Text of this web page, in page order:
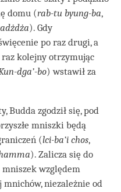
domu (rab-tu byung-ba,
). Gdy
po raz drugi, a
kolejny otrzymując
dga’-bo) wstawił za
Budda zgodził się, pod
mniszki będą
(lci-ba’i chos,
). Zalicza się do
względem
mnichów, niezależnie od